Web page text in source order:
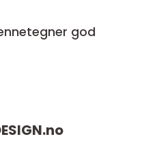
god
no